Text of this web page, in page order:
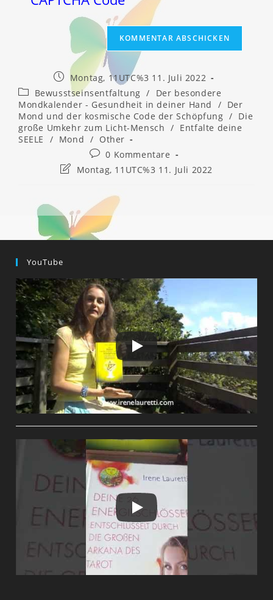
Beitrag
veröffentlicht:
Montag, 11UTC%3 11. Juli 2022
Beitrags-
Kategorie:
Bewusstseinsentfaltung /
Der besondere
Mondkalender - Gesundheit in deiner Hand
/ Der
Mond und der kosmische Code der Schöpfung / Die
große Umkehr zum Licht-Mensch / Entfalte deine
SEELE
/ Mond / Other
Beitrags-
Kommentare:
0 Kommentare
BeitragMontag, 11UTC%3 11. Juli 2022
YouTube